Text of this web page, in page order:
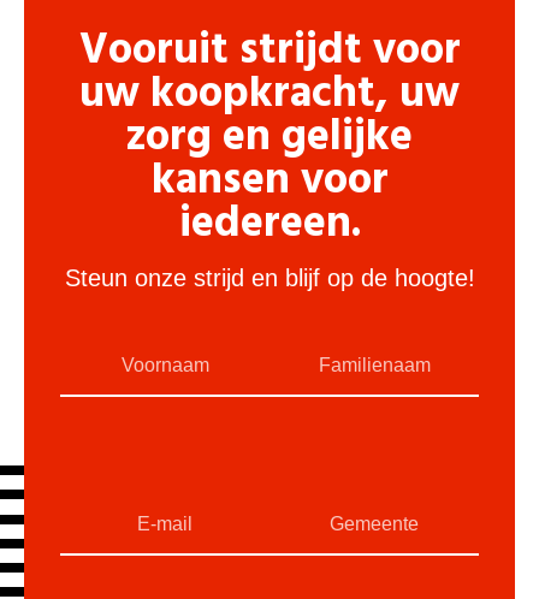
Vooruit strijdt voor
uw koopkracht, uw
zorg en gelijke
kansen voor
iedereen.
Steun onze strijd en blijf op de hoogte!